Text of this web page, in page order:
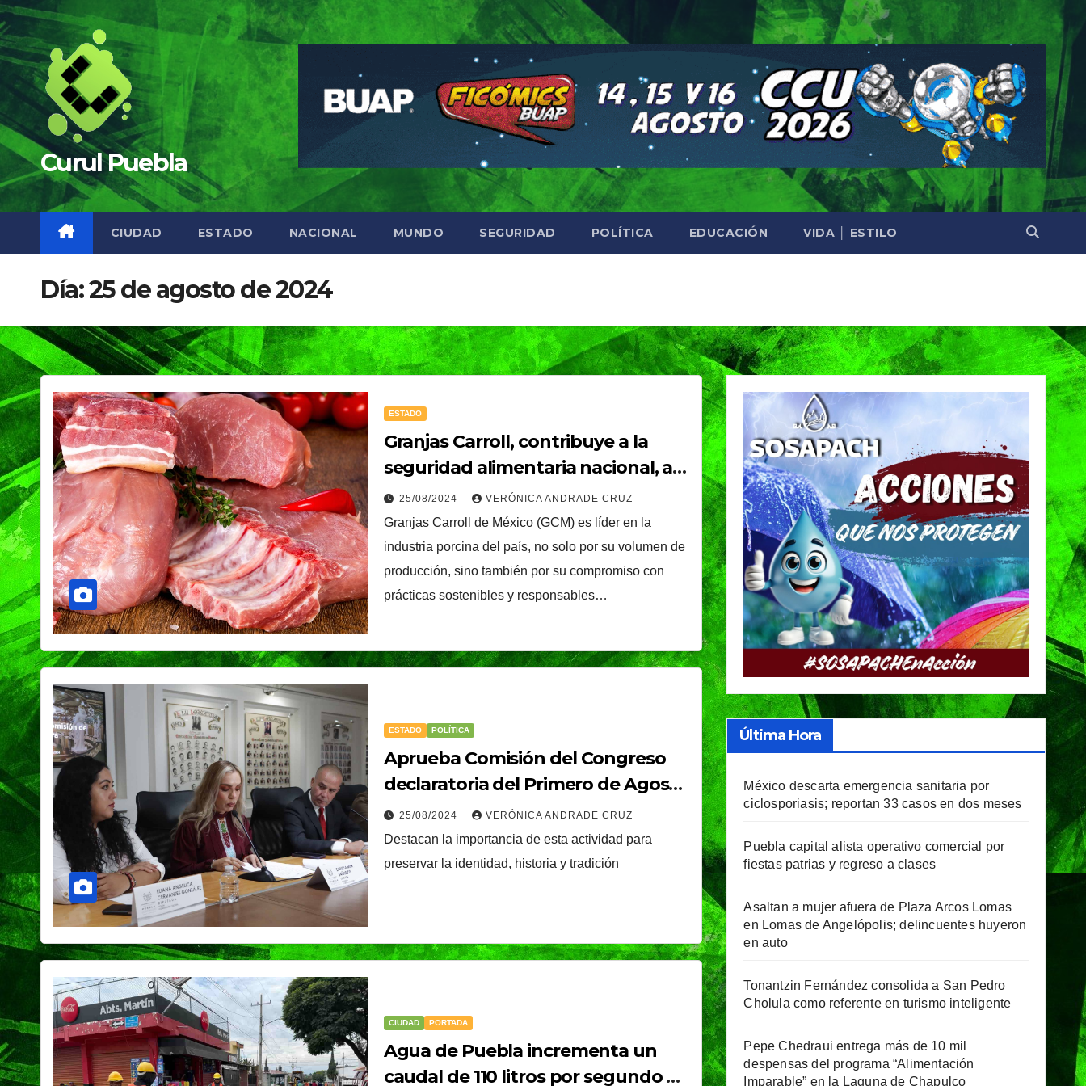
Saltar
al
contenido
Curul Puebla
CIUDAD ESTADO NACIONAL MUNDO SEGURIDAD POLÍTICA EDUCACIÓN VIDA │ ESTILO
Día:25 de agosto de 2024
ESTADO
Granjas Carroll, contribuye a la
seguridad alimentaria nacional, al
satisfacer demanda de carne de
cerdo
25/08/2024 VERÓNICA ANDRADE CRUZ
Granjas Carroll de México (GCM) es líder en la
industria porcina del país, no solo por su volumen de
producción, sino también por su compromiso con
prácticas sostenibles y responsables…
ESTADO POLÍTICA
Aprueba Comisión del Congreso
declaratoria del Primero de Agosto
como el Día del Cantero y el
Artesano en el Estado de Puebla
25/08/2024 VERÓNICA ANDRADE CRUZ
Destacan la importancia de esta actividad para
preservar la identidad, historia y tradición
CIUDAD PORTADA
Agua de Puebla incrementa un
caudal de 110 litros por segundo de
Última Hora
México descarta emergencia sanitaria por
ciclosporiasis; reportan 33 casos en dos meses
Puebla capital alista operativo comercial por
fiestas patrias y regreso a clases
Asaltan a mujer afuera de Plaza Arcos Lomas
en Lomas de Angelópolis; delincuentes huyeron
en auto
Tonantzin Fernández consolida a San Pedro
Cholula como referente en turismo inteligente
Pepe Chedraui entrega más de 10 mil
despensas del programa “Alimentación
Imparable” en la Laguna de Chapulco